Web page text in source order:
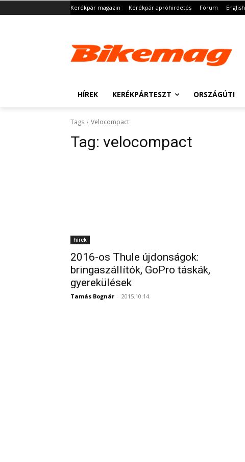
Kerékpár magazin Kerékpár apróhirdetés Fórum English
HÍREK KERÉKPÁRTESZT ORSZÁGÚTI
Tags Velocompact
Tag: velocompact
hírek
2016-os Thule újdonságok:
bringaszállítók, GoPro táskák,
gyerekülések
Tamás Bognár - 2015.10.14.